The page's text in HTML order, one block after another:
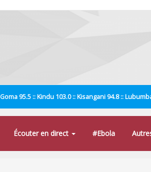
95.5 :: Kindu 103.0 :: Kisangani 94.8 ::
Écouter en direct #Ebola